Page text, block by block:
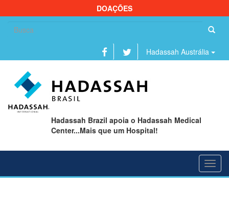
DOAÇÕES
Hadassah Austrália
Hadassah Brazil apoia o Hadassah Medical
Center...Mais que um Hospital!